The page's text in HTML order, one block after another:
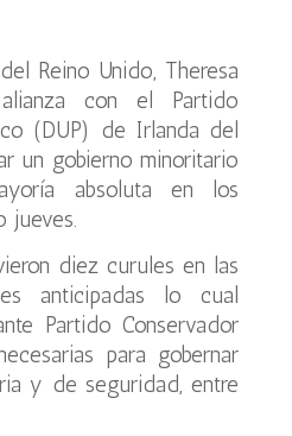
Reino Unido, Theresa
con el Partido
(DUP) de Irlanda del
un gobierno minoritario
absoluta en los
jueves.
diez curules en las
anticipadas lo cual
Partido Conservador
para gobernar
y de seguridad, entre